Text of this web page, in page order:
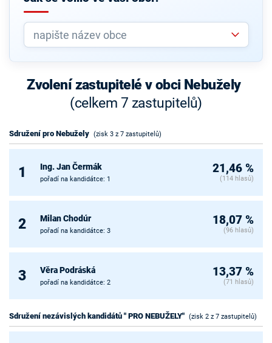
Zvolení zastupitelé v obci Nebužely
(celkem 7 zastupitelů)
Sdružení pro Nebužely (zisk 3 z 7 zastupitelů)
1 Ing. Jan Čermák
pořadí na kandidátce: 1
21,46 %
(114 hlasů)
2 Milan Chodúr
pořadí na kandidátce: 3
18,07 %
(96 hlasů)
3 Věra Podráská
pořadí na kandidátce: 2
13,37 %
(71 hlasů)
Sdružení nezávislých kandidátů " PRO NEBUŽELY" (zisk 2 z 7 zastupitelů)